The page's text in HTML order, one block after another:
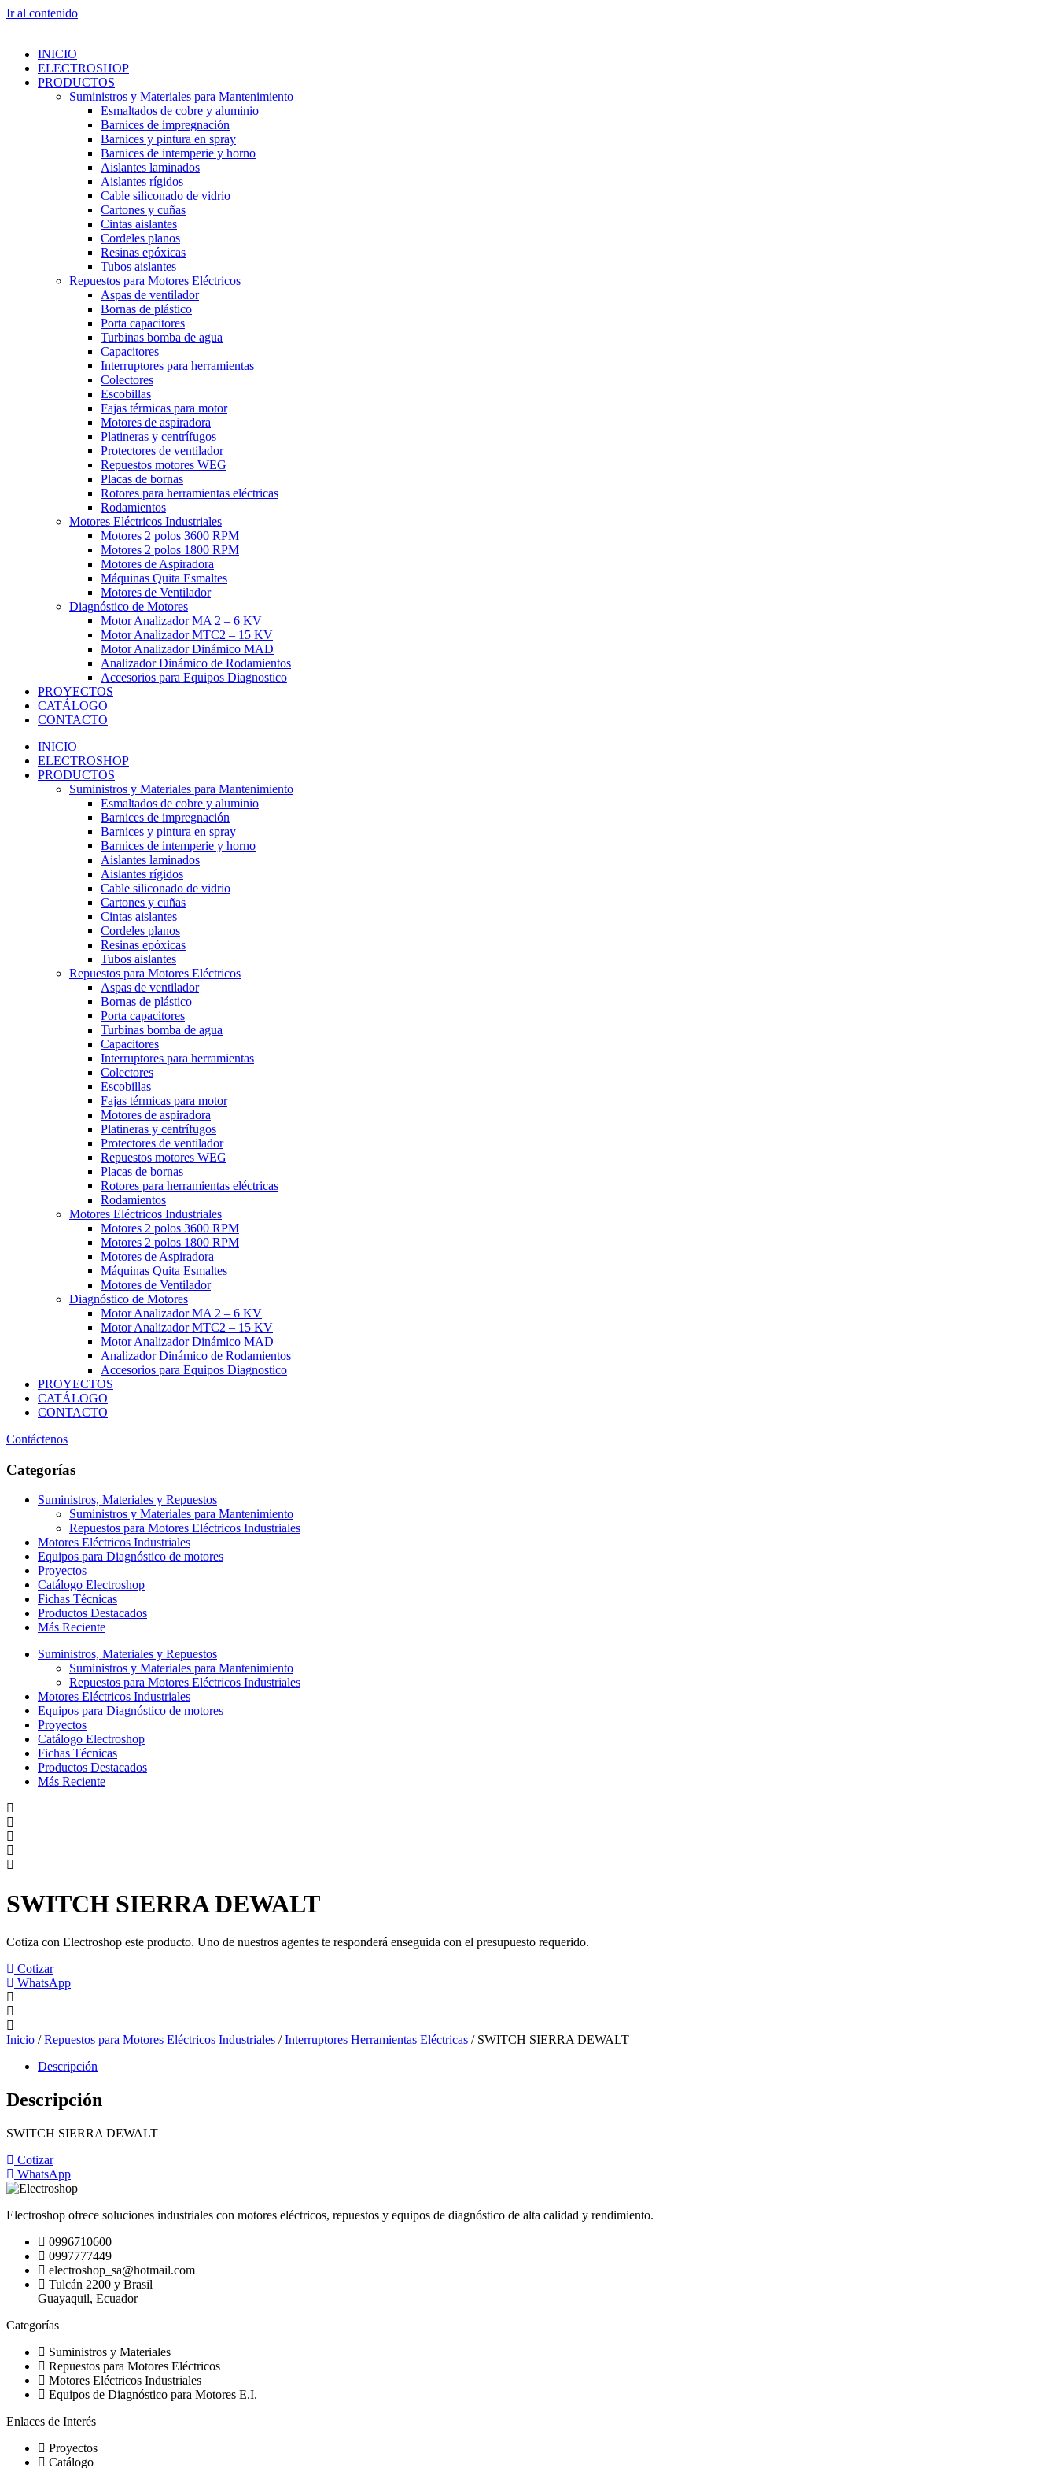
Ir al contenido
INICIO
ELECTROSHOP
PRODUCTOS
Suministros y Materiales para Mantenimiento
Esmaltados de cobre y aluminio
Barnices de impregnación
Barnices y pintura en spray
Barnices de intemperie y horno
Aislantes laminados
Aislantes rígidos
Cable siliconado de vidrio
Cartones y cuñas
Cintas aislantes
Cordeles planos
Resinas epóxicas
Tubos aislantes
Repuestos para Motores Eléctricos
Aspas de ventilador
Bornas de plástico
Porta capacitores
Turbinas bomba de agua
Capacitores
Interruptores para herramientas
Colectores
Escobillas
Fajas térmicas para motor
Motores de aspiradora
Platineras y centrífugos
Protectores de ventilador
Repuestos motores WEG
Placas de bornas
Rotores para herramientas eléctricas
Rodamientos
Motores Eléctricos Industriales
Motores 2 polos 3600 RPM
Motores 2 polos 1800 RPM
Motores de Aspiradora
Máquinas Quita Esmaltes
Motores de Ventilador
Diagnóstico de Motores
Motor Analizador MA 2 – 6 KV
Motor Analizador MTC2 – 15 KV
Motor Analizador Dinámico MAD
Analizador Dinámico de Rodamientos
Accesorios para Equipos Diagnostico
PROYECTOS
CATÁLOGO
CONTACTO
INICIO
ELECTROSHOP
PRODUCTOS
Suministros y Materiales para Mantenimiento
Esmaltados de cobre y aluminio
Barnices de impregnación
Barnices y pintura en spray
Barnices de intemperie y horno
Aislantes laminados
Aislantes rígidos
Cable siliconado de vidrio
Cartones y cuñas
Cintas aislantes
Cordeles planos
Resinas epóxicas
Tubos aislantes
Repuestos para Motores Eléctricos
Aspas de ventilador
Bornas de plástico
Porta capacitores
Turbinas bomba de agua
Capacitores
Interruptores para herramientas
Colectores
Escobillas
Fajas térmicas para motor
Motores de aspiradora
Platineras y centrífugos
Protectores de ventilador
Repuestos motores WEG
Placas de bornas
Rotores para herramientas eléctricas
Rodamientos
Motores Eléctricos Industriales
Motores 2 polos 3600 RPM
Motores 2 polos 1800 RPM
Motores de Aspiradora
Máquinas Quita Esmaltes
Motores de Ventilador
Diagnóstico de Motores
Motor Analizador MA 2 – 6 KV
Motor Analizador MTC2 – 15 KV
Motor Analizador Dinámico MAD
Analizador Dinámico de Rodamientos
Accesorios para Equipos Diagnostico
PROYECTOS
CATÁLOGO
CONTACTO
Contáctenos
Categorías
Suministros, Materiales y Repuestos
Suministros y Materiales para Mantenimiento
Repuestos para Motores Eléctricos Industriales
Motores Eléctricos Industriales
Equipos para Diagnóstico de motores
Proyectos
Catálogo Electroshop
Fichas Técnicas
Productos Destacados
Más Reciente
Suministros, Materiales y Repuestos
Suministros y Materiales para Mantenimiento
Repuestos para Motores Eléctricos Industriales
Motores Eléctricos Industriales
Equipos para Diagnóstico de motores
Proyectos
Catálogo Electroshop
Fichas Técnicas
Productos Destacados
Más Reciente
SWITCH SIERRA DEWALT
Cotiza con Electroshop este producto. Uno de nuestros agentes te responderá enseguida con el presupuesto requerido.
Cotizar
WhatsApp
Inicio /Repuestos para Motores Eléctricos Industriales /Interruptores Herramientas Eléctricas / SWITCH SIERRA DEWALT
Descripción
Descripción
SWITCH SIERRA DEWALT
Cotizar
WhatsApp
Electroshop ofrece soluciones industriales con motores eléctricos, repuestos y equipos de diagnóstico de alta calidad y rendimiento.
0996710600
0997777449
electroshop_sa@hotmail.com
Tulcán 2200 y Brasil
Guayaquil, Ecuador
Categorías
Suministros y Materiales
Repuestos para Motores Eléctricos
Motores Eléctricos Industriales
Equipos de Diagnóstico para Motores E.I.
Enlaces de Interés
Proyectos
Catálogo